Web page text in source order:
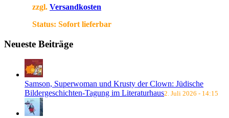
zzgl. Versandkosten
Status: Sofort lieferbar
Neueste Beiträge
Samson, Superwoman und Krusty der Clown: Jüdische
Bildergeschichten-Tagung im Literaturhaus2. Juli 2026 - 14:15